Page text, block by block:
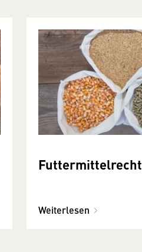
Futtermittelrecht
Weiterlesen